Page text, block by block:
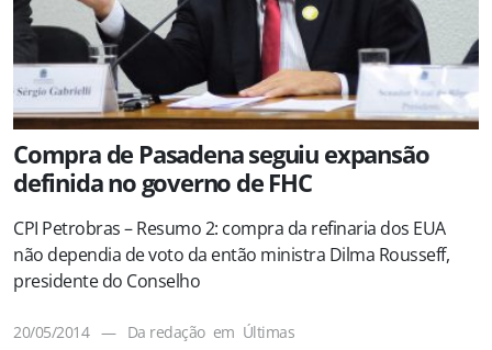
Compra de Pasadena seguiu expansão
definida no governo de FHC
CPI Petrobras – Resumo 2: compra da refinaria dos EUA
não dependia de voto da então ministra Dilma Rousseff,
presidente do Conselho
20/05/2014 — Da redação em Últimas